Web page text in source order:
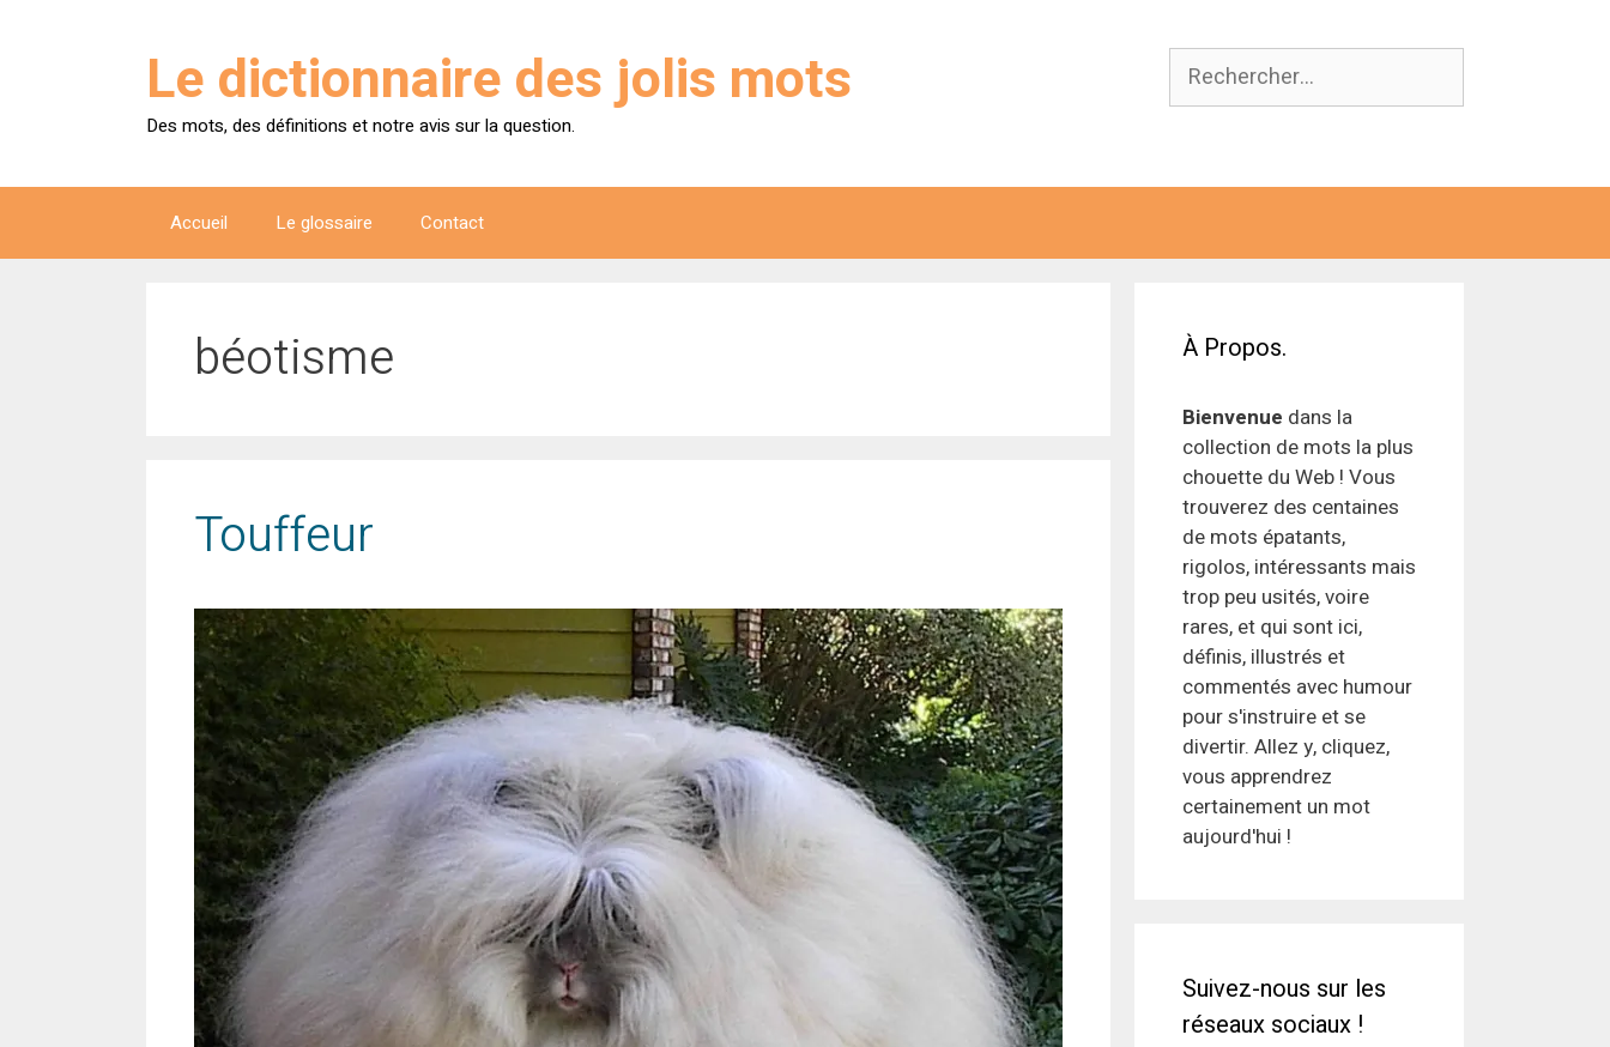
Rechercher :
Le dictionnaire des jolis mots
Des mots, des définitions et notre avis sur la question.
Accueil Le glossaire Contact
béotisme
Touffeur
À Propos.
Bienvenue dans la
collection de mots la plus
chouette du Web ! Vous
trouverez des centaines
de mots épatants,
rigolos, intéressants mais
trop peu usités, voire
rares, et qui sont ici,
définis, illustrés et
commentés avec humour
pour s'instruire et se
divertir. Allez y, cliquez,
vous apprendrez
certainement un mot
aujourd'hui !
Suivez-nous sur les
réseaux sociaux !